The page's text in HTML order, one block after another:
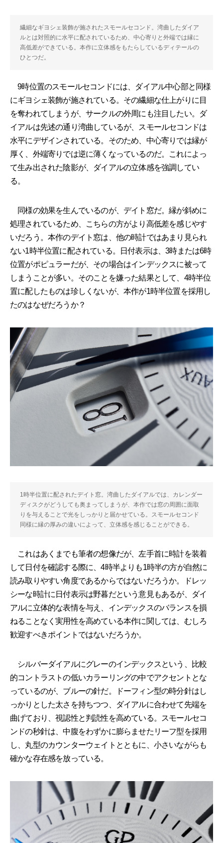
繊細なギヨシェ装飾が施されたスモールセコンド。湾曲したダイア
ルとは対照的に水平に配されているため、中心寄りと外端では縁に
高低差ができている。本作に立体感をもたらしているディテールの
ひとつだ。
9時位置のスモールセコンドには、ダイアル中心部と同様
にギヨシェ装飾が施されている。その繊細な仕上がりに目
を奪われてしまうが、サークルの外周にも注目したい。ダ
イアルは先述の通り湾曲しているが、スモールセコンドは
水平にデザインされている。そのため、中心寄りでは縁が
厚く、外端寄りでは逆に薄くなっているのだ。これによっ
て生み出された陰影が、ダイアルの立体感を強調してい
る。
同様の効果を生んでいるのが、デイト窓だ。縁が斜めに
処理されているため、こちらの方がより高低差を感じやす
いだろう。本作のデイト窓は、他の時計ではあまり見られ
ない1時半位置に配されている。日付表示は、3時または6時
位置がポピュラーだが、その場合はインデックスに被って
しまうことが多い。そのことを嫌った結果として、4時半位
置に配したものは珍しくないが、本作が1時半位置を採用し
たのはなぜだろうか？
1時半位置に配されたデイト窓。湾曲したダイアルでは、カレンダー
ディスクがどうしても奥まってしまうが、本作では窓の周囲に面取
りを与えることで光をしっかりと届かせている。スモールセコンド
同様に縁の厚みの違いによって、立体感を感じることができる。
これはあくまでも筆者の想像だが、左手首に時計を装着
して日付を確認する際に、4時半よりも1時半の方が自然に
読み取りやすい角度であるからではないだろうか。ドレッ
シーな時計に日付表示は野暮だという意見もあるが、ダイ
アルに立体的な表情を与え、インデックスのバランスを損
ねることなく実用性を高めている本作に関しては、むしろ
歓迎すべきポイントではないだろうか。
シルバーダイアルにグレーのインデックスという、比較
的コントラストの低いカラーリングの中でアクセントとな
っているのが、ブルーの針だ。ドーフィン型の時分針はし
っかりとした太さを持ちつつ、ダイアルに合わせて先端を
曲げており、視認性と判読性を高めている。スモールセコ
ンドの秒針は、中腹をわずかに膨らませたリーフ型を採用
し、丸型のカウンターウェイトとともに、小さいながらも
確かな存在感を放っている。